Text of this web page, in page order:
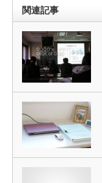
関連記事